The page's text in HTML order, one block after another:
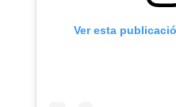
Ver esta